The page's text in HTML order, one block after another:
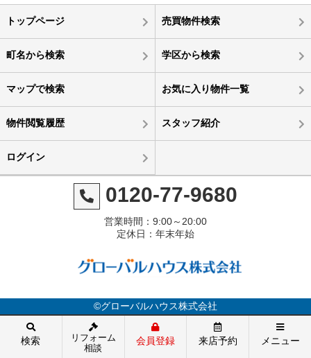
トップページ 売買物件検索
町名から検索 学区から検索
マップで検索 お気に入り物件一覧
物件閲覧履歴 スタッフ紹介
ログイン
0120-77-9680
営業時間：9:00～20:00
定休日：年末年始
©グローバルハウス株式会社
検索
リフォーム
相談
会員登録 来店予約 メニュー